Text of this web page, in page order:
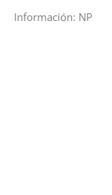
Información: NP